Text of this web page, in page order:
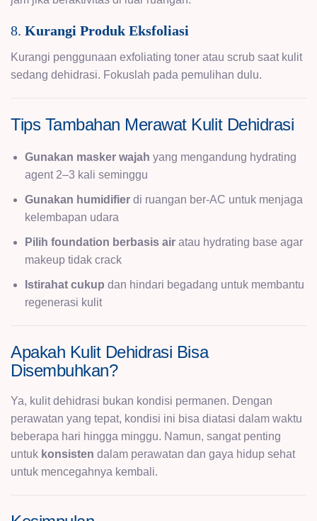
8. Kurangi Produk Eksfoliasi
Kurangi penggunaan exfoliating toner atau scrub saat kulit
sedang dehidrasi. Fokuslah pada pemulihan dulu.
Tips Tambahan Merawat Kulit Dehidrasi
Gunakan masker wajah yang mengandung hydrating
agent 2–3 kali seminggu
Gunakan humidifier di ruangan ber-AC untuk menjaga
kelembapan udara
Pilih foundation berbasis air atau hydrating base agar
makeup tidak crack
Istirahat cukup dan hindari begadang untuk membantu
regenerasi kulit
Apakah Kulit Dehidrasi Bisa
Disembuhkan?
Ya, kulit dehidrasi bukan kondisi permanen. Dengan
perawatan yang tepat, kondisi ini bisa diatasi dalam waktu
beberapa hari hingga minggu. Namun, sangat penting
untuk konsisten dalam perawatan dan gaya hidup sehat
untuk mencegahnya kembali.